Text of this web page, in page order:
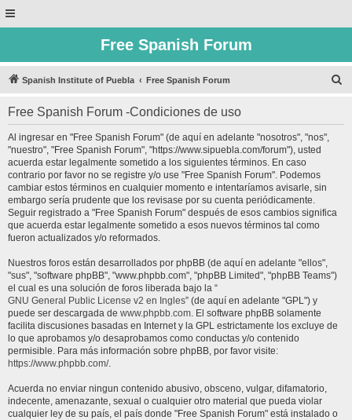
Free Spanish Forum
Spanish Institute of Puebla Free Spanish Forum
Free Spanish Forum -Condiciones de uso
Al ingresar en "Free Spanish Forum" (de aquí en adelante "nosotros", "nos",
"nuestro", "Free Spanish Forum", "https://www.sipuebla.com/forum"), usted
acuerda estar legalmente sometido a los siguientes términos. En caso
contrario por favor no se registre y/o use "Free Spanish Forum". Podemos
cambiar estos términos en cualquier momento e intentaríamos avisarle, sin
embargo sería prudente que los revisase por su cuenta periódicamente.
Seguir registrado a "Free Spanish Forum" después de esos cambios significa
que acuerda estar legalmente sometido a esos nuevos términos tal como
fueron actualizados y/o reformados.
Nuestros foros están desarrollados por phpBB (de aquí en adelante "ellos",
"sus", "software phpBB", "www.phpbb.com", "phpBB Limited", "phpBB Teams")
el cual es una solución de foros liberada bajo la “
GNU General Public License v2 en Ingles” (de aquí en adelante "GPL") y
puede ser descargada de www.phpbb.com. El software phpBB solamente
facilita discusiones basadas en Internet y la GPL estrictamente los excluye de
lo que aprobamos y/o desaprobamos como conductas y/o contenido
permisible. Para más información sobre phpBB, por favor visite:
https://www.phpbb.com/.
Acuerda no enviar ningun contenido abusivo, obsceno, vulgar, difamatorio,
indecente, amenazante, sexual o cualquier otro material que pueda violar
cualquier ley de su país, el país donde "Free Spanish Forum" está instalado o